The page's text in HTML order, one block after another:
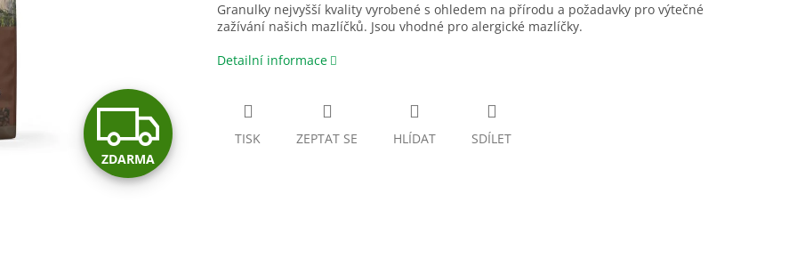
Z
D
ZDARMA
Granulky nejvyšší kvality vyrobené s ohledem na přírodu a požadavky pro výtečné
zažívání našich mazlíčků. Jsou vhodné pro alergické mazlíčky.
Detailní informace
TISK ZEPTAT SE HLÍDAT SDÍLET